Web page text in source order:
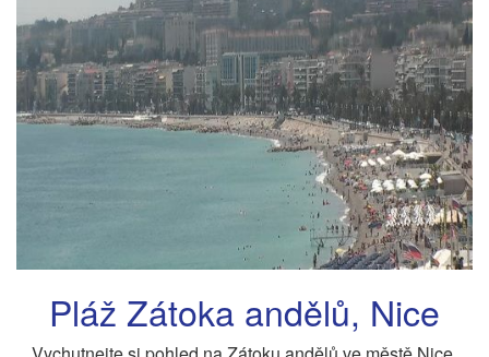
Pláž Zátoka andělů, Nice